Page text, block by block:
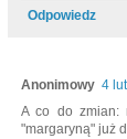
Odpowiedz
Anonimowy 4
A co do zmian:
"margaryną" już